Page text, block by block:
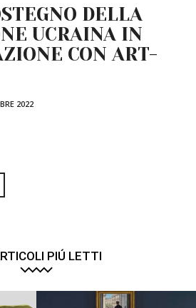
DELLA
UCRAINA IN
CON ART-
2022
PIÚ LETTI